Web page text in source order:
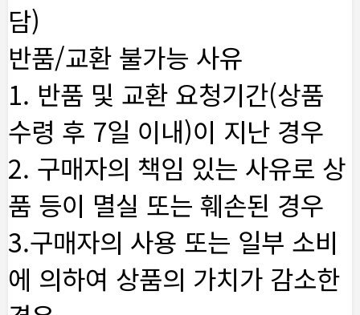
담)
반품/교환 불가능 사유
1. 반품 및 교환 요청기간(상품
수령 후 7일 이내)이 지난 경우
2. 구매자의 책임 있는 사유로 상
품 등이 멸실 또는 훼손된 경우
3.구매자의 사용 또는 일부 소비
에 의하여 상품의 가치가 감소한